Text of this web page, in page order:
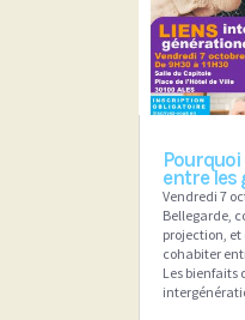
entre les
Vendredi 7
Bellegarde,
projection,
cohabiter
Les bienfaits